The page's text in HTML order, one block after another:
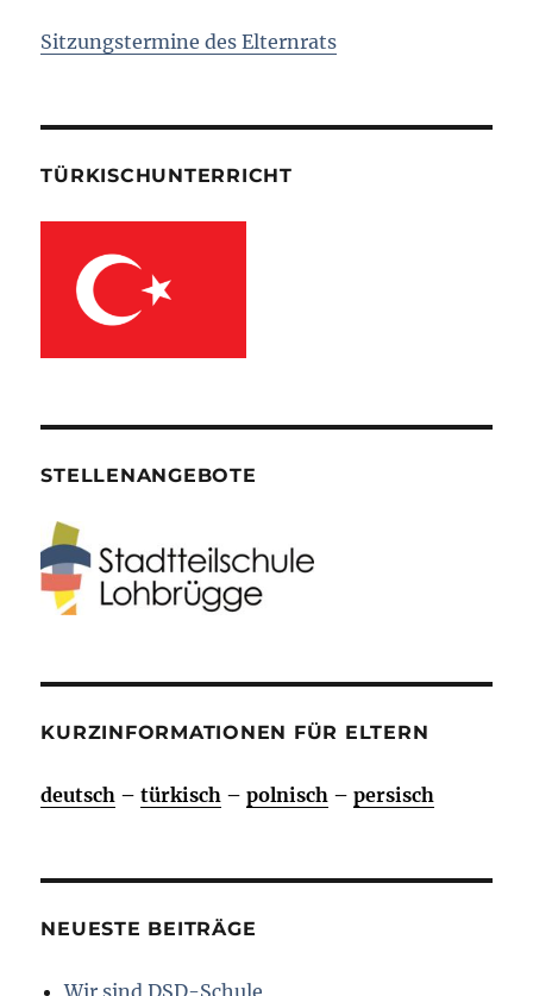
Sitzungstermine des Elternrats
TÜRKISCHUNTERRICHT
STELLENANGEBOTE
KURZINFORMATIONEN FÜR ELTERN
deutsch –türkisch –polnisch –persisch
NEUESTE BEITRÄGE
Wir sind DSD-Schule